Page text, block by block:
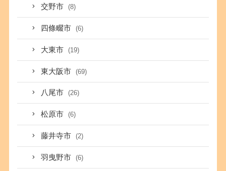
交野市 (8)
四條畷市 (6)
大東市 (19)
東大阪市 (69)
八尾市 (26)
松原市 (6)
藤井寺市 (2)
羽曳野市 (6)